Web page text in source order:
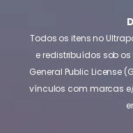
Todos os itens no
e redistribuídos sob
General Public License
vínculos com marcas